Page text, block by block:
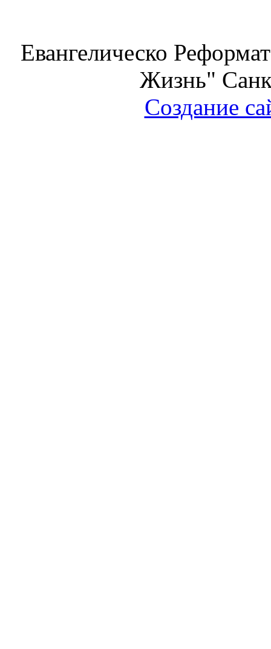
Евангелическо
Жизнь"
Создание